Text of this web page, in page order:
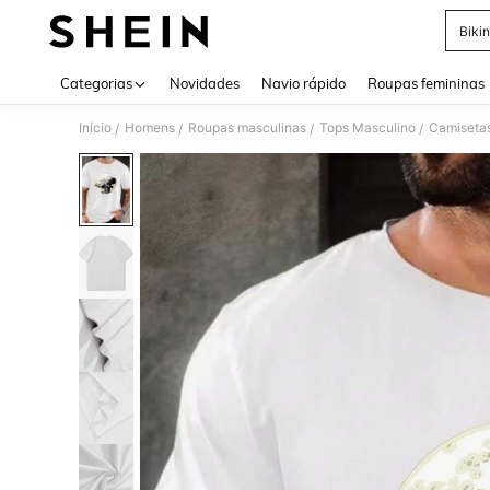
Categorias Novidades Navio rápido Roupas femininas
Início / Homens / Roupas masculinas / Tops Masculino /